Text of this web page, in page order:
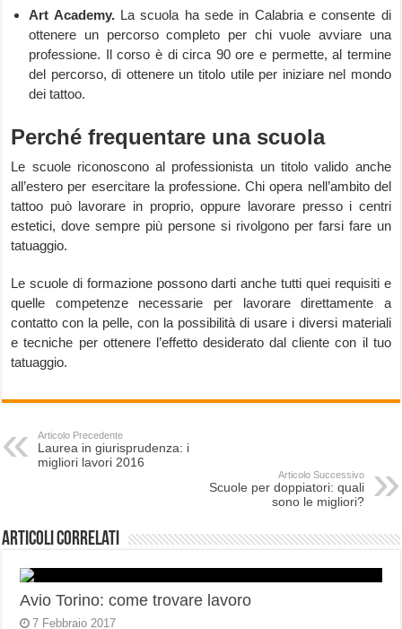
Art Academy. La scuola ha sede in Calabria e consente di
ottenere un percorso completo per chi vuole avviare una
professione. Il corso è di circa 90 ore e permette, al termine
del percorso, di ottenere un titolo utile per iniziare nel mondo
dei tattoo.
Perché frequentare una scuola
Le scuole riconoscono al professionista un titolo valido anche
all’estero per esercitare la professione. Chi opera nell’ambito del
tattoo può lavorare in proprio, oppure lavorare presso i centri
estetici, dove sempre più persone si rivolgono per farsi fare un
tatuaggio.
Le scuole di formazione possono darti anche tutti quei requisiti e
quelle competenze necessarie per lavorare direttamente a
contatto con la pelle, con la possibilità di usare i diversi materiali
e tecniche per ottenere l’effetto desiderato dal cliente con il tuo
tatuaggio.
Articolo Precedente
Laurea in giurisprudenza: i
migliori lavori 2016
Articolo Successivo
Scuole per doppiatori: quali
sono le migliori?
Articoli correlati
Avio Torino: come trovare lavoro
7 Febbraio 2017